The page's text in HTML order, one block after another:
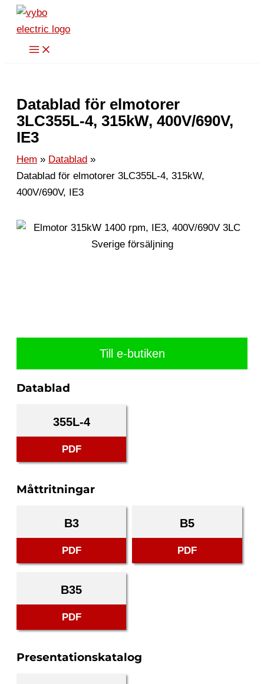
Hoppa
innehåll
Datablad för elmotorer
3LC355L-4, 315kW, 400V/690V,
IE3
Hem
Datablad
Datablad för elmotorer 3LC355L-4, 315kW,
400V/690V, IE3
Till e-butiken
Datablad
355L-4
PDF
Måttritningar
B3
PDF
B5
PDF
B35
PDF
Presentationskatalog